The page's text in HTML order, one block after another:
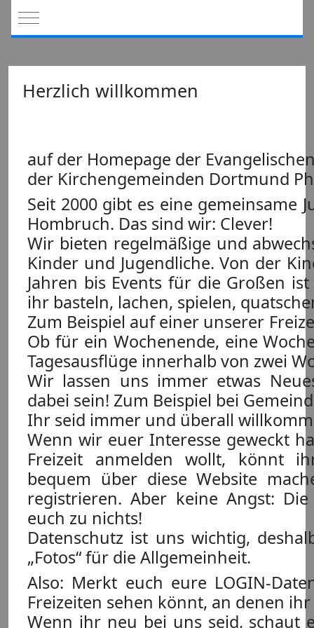
Mobile Menu Toggle
Herzlich willkommen
auf der Homepage der
der Kirchengemeinden Dortmund
Seit 2000 gibt es eine gemeinsame
Hombruch. Das sind wir: Clever!
Wir bieten regelmäßige und
Kinder und Jugendliche. Von der
Jahren bis Events für die Großen
ihr basteln, lachen, spielen,
Zum Beispiel auf einer unserer
Ob für ein Wochenende, eine
Tagesausflüge innerhalb von zwei
Wir lassen uns immer etwas
dabei sein! Zum Beispiel bei
Ihr seid immer und überall
Wenn wir euer Interesse geweckt
Freizeit anmelden wollt, könnt
bequem über diese Website
registrieren. Aber keine Angst:
euch zu nichts!
Datenschutz ist uns wichtig,
„Fotos“ für die Allgemeinheit.
Also: Merkt euch eure LOGIN-
Freizeiten sehen könnt, an denen
Wenn ihr neu bei uns seid, schaut